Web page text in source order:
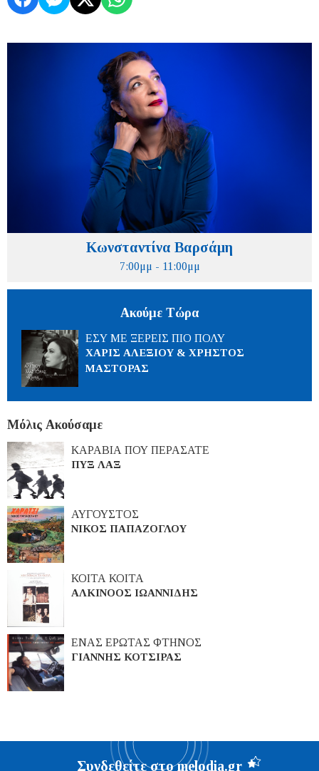
Κωνσταντίνα Βαρσάμη
7:00μμ - 11:00μμ
Ακούμε Τώρα
ΕΣΥ ΜΕ ΞΕΡΕΙΣ ΠΙΟ ΠΟΛΥ
ΧΑΡΙΣ ΑΛΕΞΙΟΥ & ΧΡΗΣΤΟΣ
ΜΑΣΤΟΡΑΣ
Μόλις Ακούσαμε
ΚΑΡΑΒΙΑ ΠΟΥ ΠΕΡΑΣΑΤΕ
ΠΥΞ ΛΑΞ
ΑΥΓΟΥΣΤΟΣ
ΝΙΚΟΣ ΠΑΠΑΖΟΓΛΟΥ
ΚΟΙΤΑ ΚΟΙΤΑ
ΑΛΚΙΝΟΟΣ ΙΩΑΝΝΙΔΗΣ
ΕΝΑΣ ΕΡΩΤΑΣ ΦΤΗΝΟΣ
ΓΙΑΝΝΗΣ ΚΟΤΣΙΡΑΣ
Συνδεθείτε στο melodia.gr